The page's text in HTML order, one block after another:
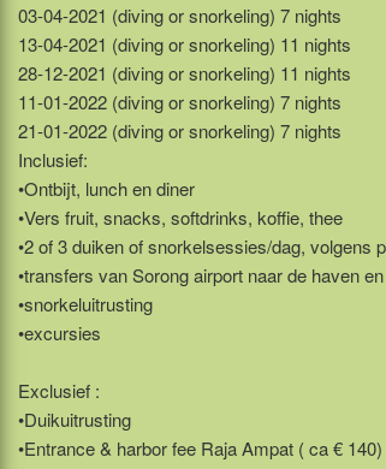
03-04-2021 (diving or snorkeling) 7 nights
13-04-2021 (diving or snorkeling) 11 nights
28-12-2021 (diving or snorkeling) 11 nights
11-01-2022 (diving or snorkeling) 7 nights
21-01-2022 (diving or snorkeling) 7 nights
Inclusief:
•Ontbijt, lunch en diner
•Vers fruit, snacks, softdrinks, koffie, thee
•2 of 3 duiken of snorkelsessies/dag, volgens
•transfers van Sorong airport naar de haven
•snorkeluitrusting
•excursies
Exclusief :
•Duikuitrusting
•Entrance & harbor fee Raja Ampat ( ca € 140)